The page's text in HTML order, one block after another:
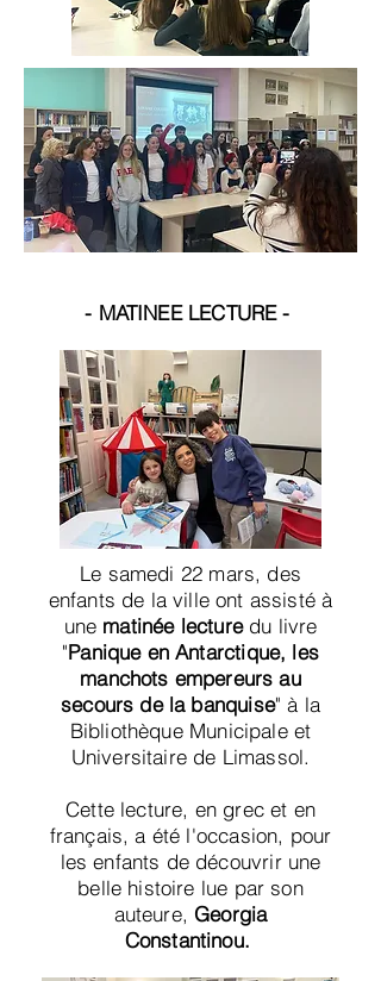
- MATINEE LECTURE -
Le samedi 22 mars, des
enfants de la ville ont assisté à
une matinée lecturedu livre
"Panique en Antarctique, les
manchots empereurs au
secours de la banquise" à la
Bibliothèque Municipale et
Universitaire de Limassol.
Cette lecture, en grec et en
français, a été l'occasion, pour
les enfants de découvrir une
belle histoire lue par son
auteure, Georgia
Constantinou.